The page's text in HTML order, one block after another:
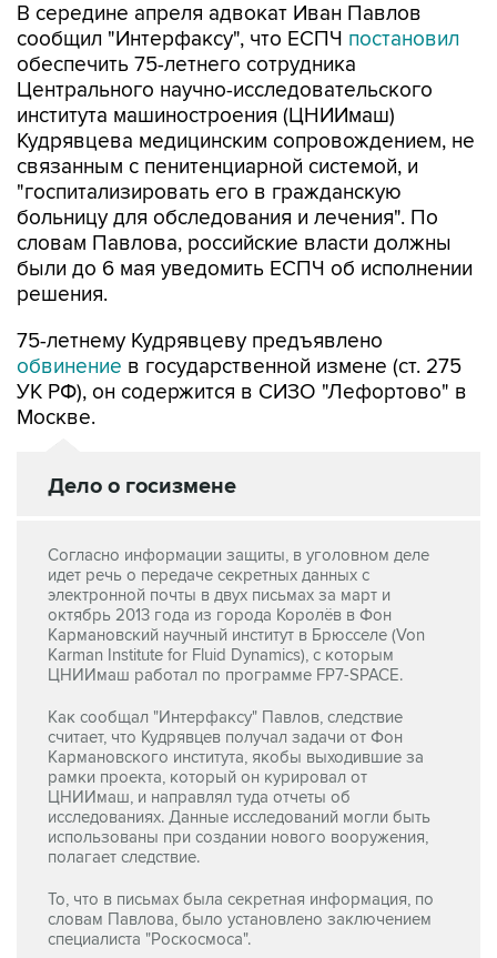
В середине апреля адвокат Иван Павлов
сообщил "Интерфаксу", что ЕСПЧ постановил
обеспечить 75-летнего сотрудника
Центрального научно-исследовательского
института машиностроения (ЦНИИмаш)
Кудрявцева медицинским сопровождением, не
связанным с пенитенциарной системой, и
"госпитализировать его в гражданскую
больницу для обследования и лечения". По
словам Павлова, российские власти должны
были до 6 мая уведомить ЕСПЧ об исполнении
решения.
75-летнему Кудрявцеву предъявлено
обвинение в государственной измене (ст. 275
УК РФ), он содержится в СИЗО "Лефортово" в
Москве.
Дело о госизмене
Согласно информации защиты, в уголовном деле
идет речь о передаче секретных данных с
электронной почты в двух письмах за март и
октябрь 2013 года из города Королёв в Фон
Кармановский научный институт в Брюсселе (Von
Karman Institute for Fluid Dynamics), с которым
ЦНИИмаш работал по программе FP7-SPACE.
Как сообщал "Интерфаксу" Павлов, следствие
считает, что Кудрявцев получал задачи от Фон
Кармановского института, якобы выходившие за
рамки проекта, который он курировал от
ЦНИИмаш, и направлял туда отчеты об
исследованиях. Данные исследований могли быть
использованы при создании нового вооружения,
полагает следствие.
То, что в письмах была секретная информация, по
словам Павлова, было установлено заключением
специалиста "Роскосмоса".